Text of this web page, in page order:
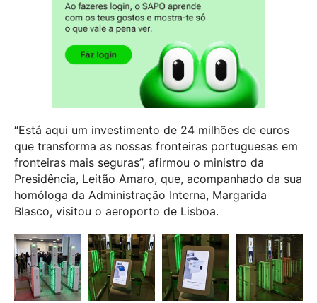
“Está aqui um investimento de 24 milhões de euros
que transforma as nossas fronteiras portuguesas em
fronteiras mais seguras”, afirmou o ministro da
Presidência, Leitão Amaro, que, acompanhado da sua
homóloga da Administração Interna, Margarida
Blasco, visitou o aeroporto de Lisboa.